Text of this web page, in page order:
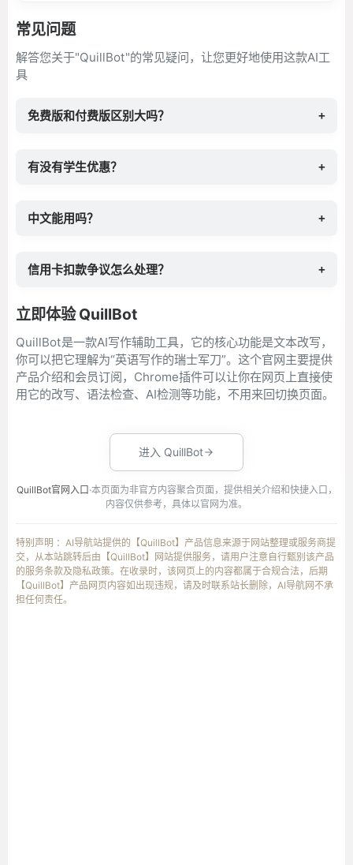
常见问题
解答您关于"QuillBot"的常见疑问，让您更好地使用这款AI工
具
免费版和付费版区别大吗？ +
有没有学生优惠？ +
中文能用吗？ +
信用卡扣款争议怎么处理？ +
立即体验 QuillBot
QuillBot是一款AI写作辅助工具，它的核心功能是文本改写，
你可以把它理解为“英语写作的瑞士军刀”。这个官网主要提供
产品介绍和会员订阅，Chrome插件可以让你在网页上直接使
用它的改写、语法检查、AI检测等功能，不用来回切换页面。
进入 QuillBot
QuillBot官网入口 ·本页面为非官方内容聚合页面，提供相关介绍和快捷入口，
内容仅供参考，具体以官网为准。
特别声明 ：AI导航站提供的【QuillBot】产品信息来源于网站整理或服务商提
交，从本站跳转后由【QuillBot】网站提供服务，请用户注意自行甄别该产品
的服务条款及隐私政策。在收录时，该网页上的内容都属于合规合法，后期
【QuillBot】产品网页内容如出现违规，请及时联系站长删除，AI导航网不承
担任何责任。